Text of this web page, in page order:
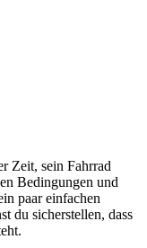
Zeit, sein Fahrrad
Bedingungen und
paar einfachen
du sicherstellen, dass